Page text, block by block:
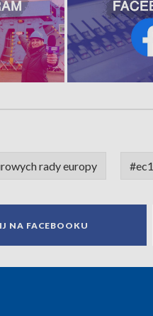
rady europy #ec1
NA FACEBOOKU